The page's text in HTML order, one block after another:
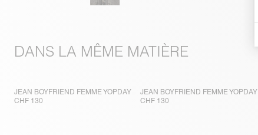
DANS LA MÊME MATIÈRE
JEAN BOYFRIEND FEMME YOPDAY
CHF 130
JEAN BOYFRIEND FEMME YOPDAY
CHF 130